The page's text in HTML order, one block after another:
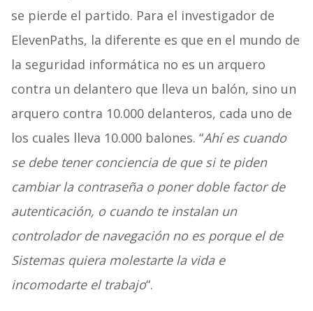
se pierde el partido. Para el investigador de
ElevenPaths, la diferente es que en el mundo de
la seguridad informática no es un arquero
contra un delantero que lleva un balón, sino un
arquero contra 10.000 delanteros, cada uno de
los cuales lleva 10.000 balones. “Ahí es cuando
se debe tener conciencia de que si te piden
cambiar la contraseña o poner doble factor de
autenticación, o cuando te instalan un
controlador de navegación no es porque el de
Sistemas quiera molestarte la vida e
incomodarte el trabajo“.